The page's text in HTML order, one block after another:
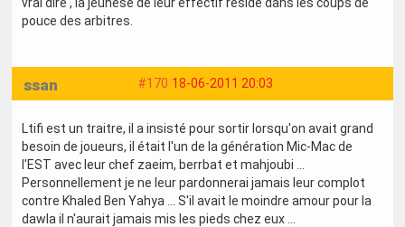
pouce des arbitres.
#170 18-06-2011 20:03
ssan
Ltifi est un traitre, il a insisté pour sortir lorsqu'on avait grand
besoin de joueurs, il était l'un de la génération Mic-Mac de
l'EST avec leur chef zaeim, berrbat et mahjoubi ...
Personnellement je ne leur pardonnerai jamais leur complot
contre Khaled Ben Yahya ... S'il avait le moindre amour pour la
dawla il n'aurait jamais mis les pieds chez eux ...